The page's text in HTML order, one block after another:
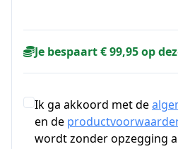
Je bespaart € 99,95 op
Ik ga akkoord met de
en de
wordt zonder opzegging